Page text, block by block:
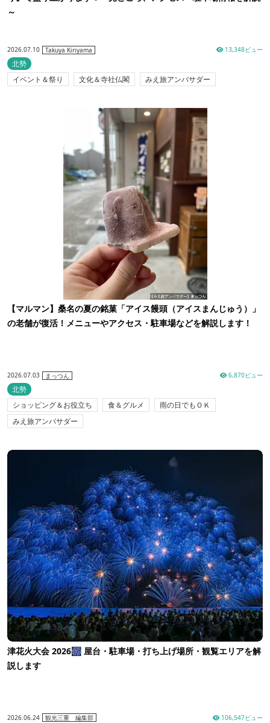
～
2026.07.10 Takuya Kiriyama 13,348ビュー
北勢
イベント＆祭り
文化＆寺社仏閣 みえ旅アンバサダー
【マルマン】桑名の夏の銘菓「アイス饅頭（アイスまんじゅう）」
の老舗が復活！メニューやアクセス・駐車場などを解説します！
2026.07.03 まっつん 6,870ビュー
北勢
ショッピング＆お役立ち
食＆グルメ
雨の日でもＯＫ
みえ旅アンバサダー
津花火大会 2026🎆 屋台・駐車場・打ち上げ場所・観覧エリアを解
説します
2026.06.24 観光三重 編集部 106,547ビュー